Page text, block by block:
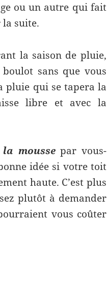
ou un autre qui fait
la suite.
la saison de pluie,
sans que vous
pluie qui se tapera la
libre et avec la
la moussepar vous-
idée si votre toit
haute. C’est plus
plutôt à demander
vous coûter